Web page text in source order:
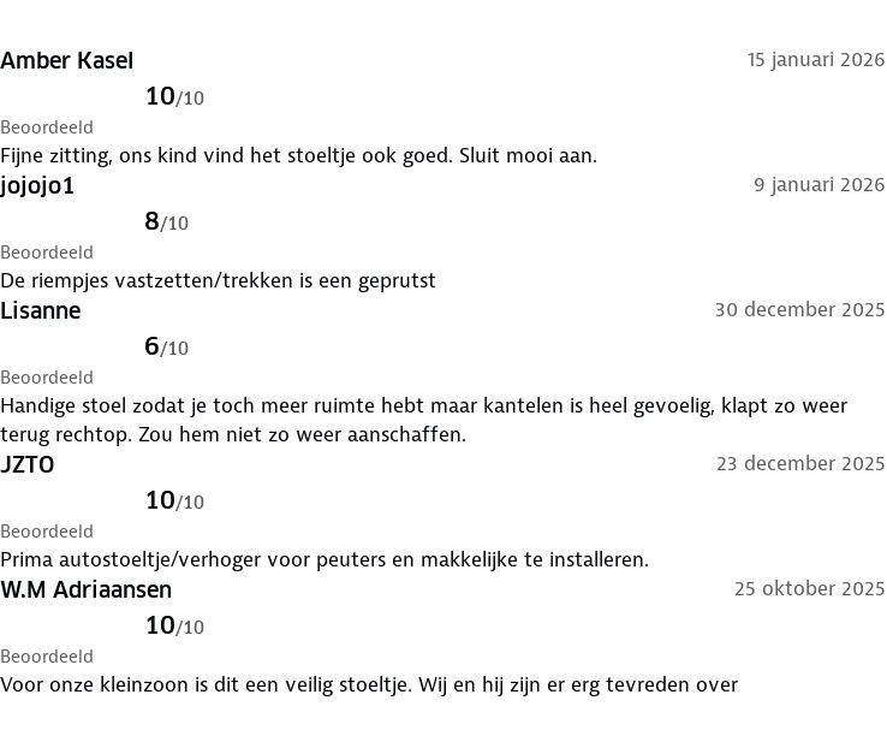
Amber Kasel 15 januari 2026
10/10
Beoordeeld
Fijne zitting, ons kind vind het stoeltje ook goed. Sluit mooi aan.
jojojo1 9 januari 2026
8/10
Beoordeeld
De riempjes vastzetten/trekken is een geprutst
Lisanne 30 december 2025
6/10
Beoordeeld
Handige stoel zodat je toch meer ruimte hebt maar kantelen is heel gevoelig, klapt zo weer
terug rechtop. Zou hem niet zo weer aanschaffen.
JZTO 23 december 2025
10/10
Beoordeeld
Prima autostoeltje/verhoger voor peuters en makkelijke te installeren.
W.M Adriaansen 25 oktober 2025
10/10
Beoordeeld
Voor onze kleinzoon is dit een veilig stoeltje. Wij en hij zijn er erg tevreden over